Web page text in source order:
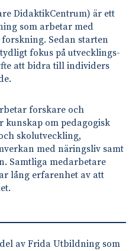
DidaktikCentrum) är ett
som arbetar med
Sedan starten
fokus på utvecklings-
att bidra till individers
forskare och
kunskap om pedagogisk
skolutveckling,
med näringsliv samt
Samtliga medarbetare
lång erfarenhet av att
av Frida Utbildning som